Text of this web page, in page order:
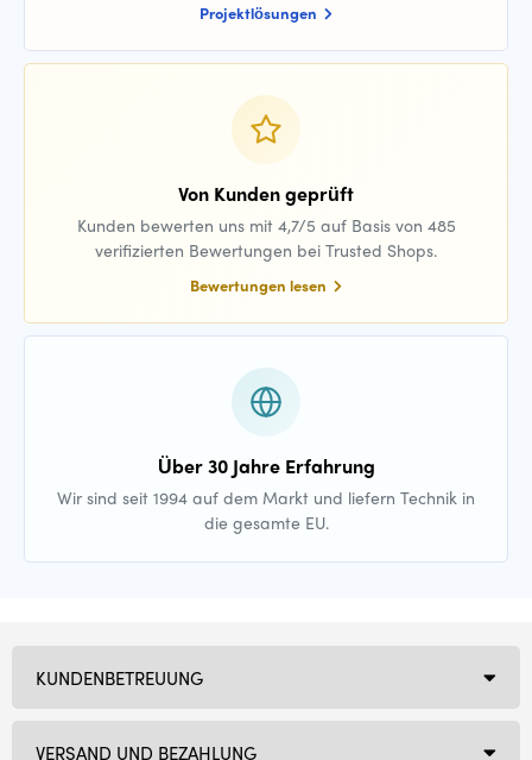
Projektlösungen
Von Kunden geprüft
Kunden bewerten uns mit 4,7/5 auf Basis von 485
verifizierten Bewertungen bei Trusted Shops.
Bewertungen lesen
Über 30 Jahre Erfahrung
Wir sind seit 1994 auf dem Markt und liefern Technik in
die gesamte EU.
KUNDENBETREUUNG
VERSAND UND BEZAHLUNG